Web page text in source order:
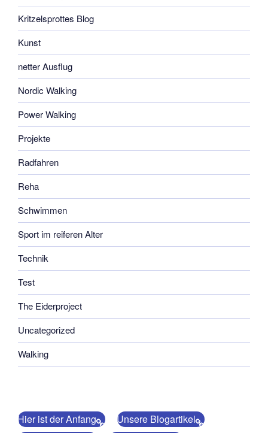
Kritzelsprottes Blog
Kunst
netter Ausflug
Nordic Walking
Power Walking
Projekte
Radfahren
Reha
Schwimmen
Sport im reiferen Alter
Technik
Test
The Eiderproject
Uncategorized
Walking
Hier ist der Anfang
Unsere Blogartikel